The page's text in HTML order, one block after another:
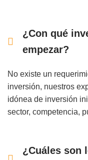
¿Con qué
empezar?
No existe un
inversión, nuestros
idónea de inversión
sector, competencia,
¿Cuáles son